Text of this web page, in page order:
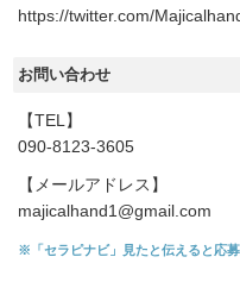
https://twitter.com/
お問い合わせ
【TEL】
090-8123-3605
【メールアドレス】
majicalhand1@gmail.com
※「セラピナビ」見たと伝えると応募